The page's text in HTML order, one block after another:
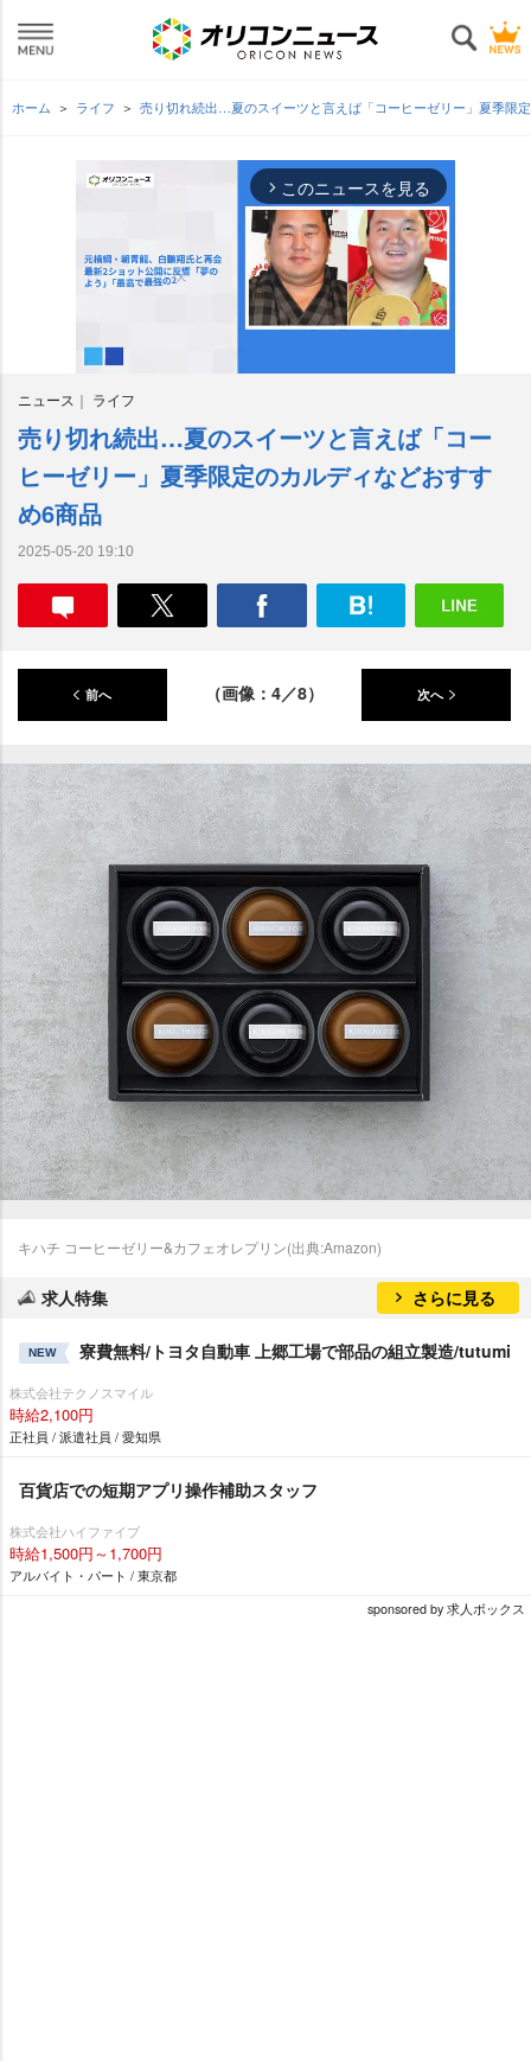
ホーム ライフ 売り切れ続出…夏のスイーツと言えば「コーヒーゼリー」夏季限
arrow_forward_ios このニュースを見る
M
u
t
ニュース ライフ
売り切れ続出…夏のスイーツと言えば「コー
ヒーゼリー」夏季限定のカルディなどおすす
め6商品
2025-05-20 19:10
前へ （画像：4／8） 次へ
キハチ コーヒーゼリー&カフェオレプリン(出典:Amazon)
求人特集 さらに見る
NEW 寮費無料/トヨタ自動車 上郷工場で部品の組立製造/tutumi
株式会社テクノスマイル
時給2,100円
正社員 / 派遣社員 / 愛知県
百貨店での短期アプリ操作補助スタッフ
株式会社ハイファイブ
時給1,500円～1,700円
アルバイト・パート / 東京都
sponsored by 求人ボックス